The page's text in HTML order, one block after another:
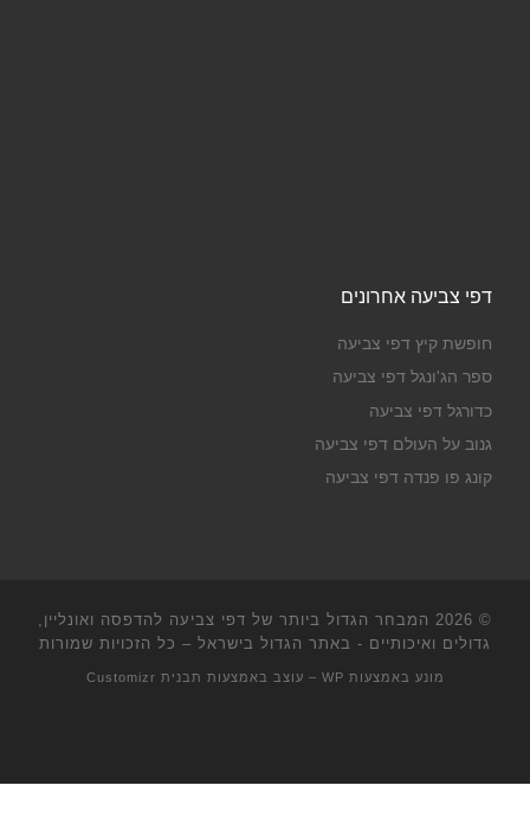
דפי צביעה אחרונים
חופשת קיץ דפי צביעה
ספר הג'ונגל דפי צביעה
כדורגל דפי צביעה
גנוב על העולם דפי צביעה
קונג פו פנדה דפי צביעה
© 2026
המבחר הגדול ביותר של דפי צביעה להדפסה ואונליין,
גדולים ואיכותיים - באתר הגדול בישראל – כל הזכויות שמורות
מונע באמצעות WP – עוצב באמצעות תבנית Customizr